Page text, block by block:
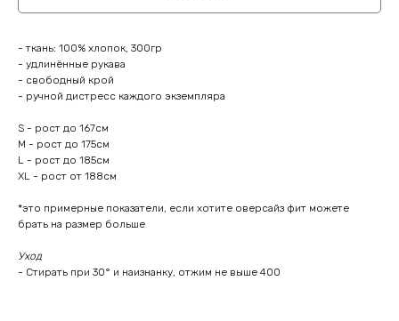
- ткань: 100% хлопок, 300гр
- удлинённые рукава
- свободный крой
- ручной дистресс каждого экземпляра
S - рост до 167см
M - рост до 175см
L - рост до 185см
XL - рост от 188см
*это примерные показатели, если хотите оверсайз фит можете
брать на размер больше
Уход
- Стирать при 30° и наизнанку, отжим не выше 400